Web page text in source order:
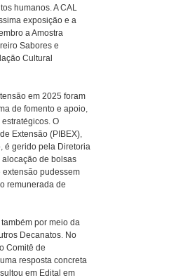
humanos. A CAL
exposição e a
a Amostra
Sabores e
Cultural
em 2025 foram
de fomento e apoio,
O
Extensão (PIBEX),
é gerido pela Diretoria
de bolsas
pudessem
remunerada de
por meio da
Decanatos. No
Comitê de
resposta concreta
em Edital em